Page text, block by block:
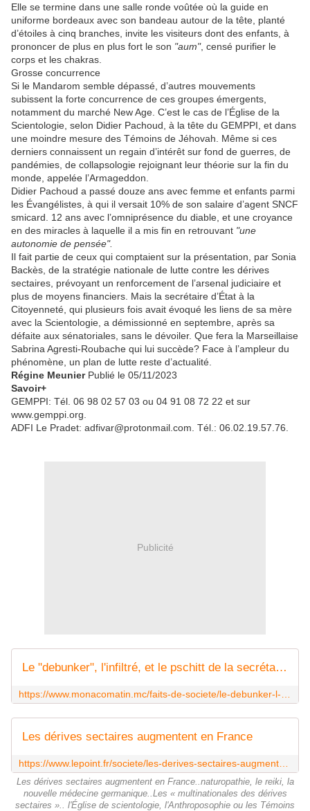
Elle se termine dans une salle ronde voûtée où la guide en
uniforme bordeaux avec son bandeau autour de la tête, planté
d’étoiles à cinq branches, invite les visiteurs dont des enfants, à
prononcer de plus en plus fort le son "aum", censé purifier le
corps et les chakras.
Grosse concurrence
Si le Mandarom semble dépassé, d’autres mouvements
subissent la forte concurrence de ces groupes émergents,
notamment du marché New Age. C’est le cas de l’Église de la
Scientologie, selon Didier Pachoud, à la tête du GEMPPI, et dans
une moindre mesure des Témoins de Jéhovah. Même si ces
derniers connaissent un regain d’intérêt sur fond de guerres, de
pandémies, de collapsologie rejoignant leur théorie sur la fin du
monde, appelée l’Armageddon.
Didier Pachoud a passé douze ans avec femme et enfants parmi
les Évangélistes, à qui il versait 10% de son salaire d’agent SNCF
smicard. 12 ans avec l’omniprésence du diable, et une croyance
en des miracles à laquelle il a mis fin en retrouvant "une
autonomie de pensée".
Il fait partie de ceux qui comptaient sur la présentation, par Sonia
Backès, de la stratégie nationale de lutte contre les dérives
sectaires, prévoyant un renforcement de l’arsenal judiciaire et
plus de moyens financiers. Mais la secrétaire d’État à la
Citoyenneté, qui plusieurs fois avait évoqué les liens de sa mère
avec la Scientologie, a démissionné en septembre, après sa
défaite aux sénatoriales, sans le dévoiler. Que fera la Marseillaise
Sabrina Agresti-Roubache qui lui succède? Face à l’ampleur du
phénomène, un plan de lutte reste d’actualité.
Régine Meunier Publié le 05/11/2023
Savoir+
GEMPPI: Tél. 06 98 02 57 03 ou 04 91 08 72 22 et sur
www.gemppi.org.
ADFI Le Pradet: adfivar@protonmail.com. Tél.: 06.02.19.57.76.
Publicité
Le "debunker", l'infiltré, et le pschitt de la secrétaire d'État à la Citoyenneté... Comment sont traquées les dérives sectaires dans le Var et les Alpes-Maritimes?
Les dérives sectaires augmentent en France
Les dérives sectaires augmentent en France..naturopathie, le reiki, la
nouvelle médecine germanique..Les « multinationales des dérives
sectaires ».. l'Église de scientologie, l'Anthroposophie ou les Témoins